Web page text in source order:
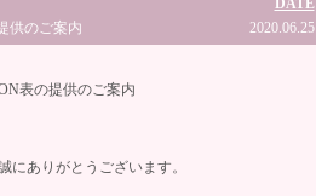
DATE
供のご案内
2020.06.25
表の提供のご案内
にありがとうございます。